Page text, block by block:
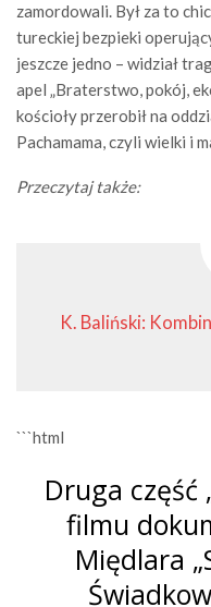
zamordowali. Był za to
tureckiej bezpieki
jeszcze jedno – widział
apel „Braterstwo, pokój,
kościoły przerobił na
Pachamama, czyli wielki i
Przeczytaj także:
K. Baliński:
```html
Druga część
filmu
Międlara